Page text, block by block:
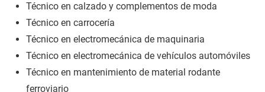
Técnico en calzado y complementos de moda
Técnico en carrocería
Técnico en electromecánica de maquinaria
Técnico en electromecánica de vehículos automóviles
Técnico en mantenimiento de material rodante
ferroviario